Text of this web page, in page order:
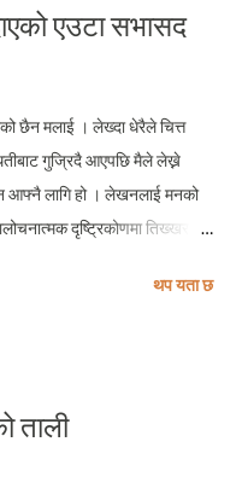
एउटा सभासद
छैन मलाई । लेख्दा धेरैले चित्त
गुज्रिदै आएपछि मैले लेख्ने
आफ्नै लागि हो । लेखनलाई मनको
दृष्ट्रिकोणमा तिख्खरता
हुँ । दुई हप्ताजस्तो भो’ म्याग्दी
आफ्नो जिल्लाबाट पनि
थप यता छ
ताली